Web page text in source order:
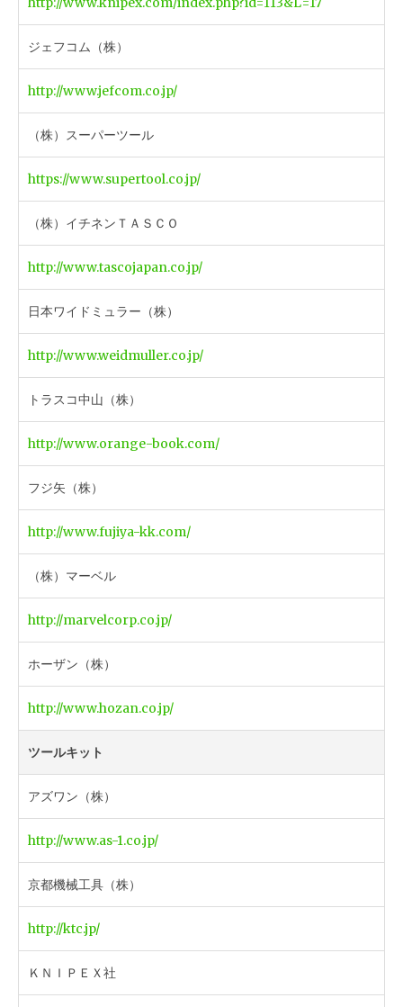
ジェフコム（株）
http://www.jefcom.co.jp/
（株）スーパーツール
https://www.supertool.co.jp/
（株）イチネンＴＡＳＣＯ
http://www.tascojapan.co.jp/
日本ワイドミュラー（株）
http://www.weidmuller.co.jp/
トラスコ中山（株）
http://www.orange-book.com/
フジ矢（株）
http://www.fujiya-kk.com/
（株）マーベル
http://marvelcorp.co.jp/
ホーザン（株）
http://www.hozan.co.jp/
ツールキット
アズワン（株）
http://www.as-1.co.jp/
京都機械工具（株）
http://ktc.jp/
ＫＮＩＰＥＸ社